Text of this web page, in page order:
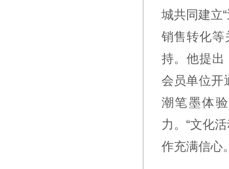
城共同建立
销售转化等
持。他提出
会员单位开
潮笔墨体
力。“文化
作充满信心